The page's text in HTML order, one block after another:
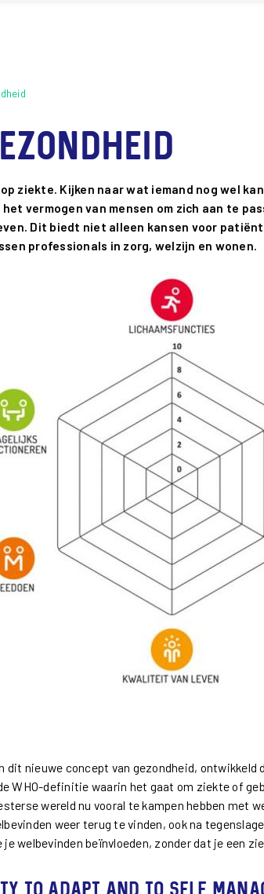
ziekte. Kijken naar wat iemand nog wel
vermogen van mensen om zich aan te
Dit biedt niet alleen kansen voor
professionals in zorg, welzijn en wonen.
dit nieuwe concept van gezondheid,
WHO-definitie waarin het gaat om ziekte of
wereld nu vooral te kampen hebben met
weer terug te vinden, ook na
welbevinden beïnvloeden, zonder dat je een